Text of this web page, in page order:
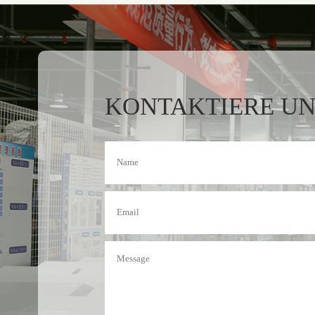
KONTAKTIERE